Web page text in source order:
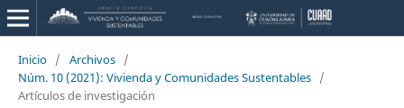
Inicio / Archivos /
Núm. 10 (2021): Vivienda y Comunidades Sustentables /
Artículos de investigación